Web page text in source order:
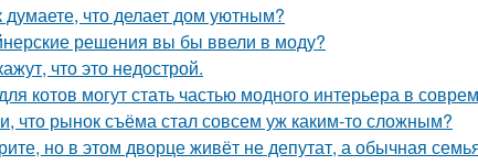
думаете, что делает дом уютным?
решения вы бы ввели в моду?
что это недострой.
котов могут стать частью модного интерьера в
что рынок съёма стал совсем уж каким-то сложным?
но в этом дворце живёт не депутат, а обычная